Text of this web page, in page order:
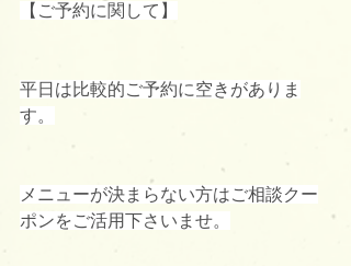
【ご予約に関して】
平日は比較的ご予約に空きがありま
す。
メニューが決まらない方はご相談クー
ポンをご活用下さいませ。